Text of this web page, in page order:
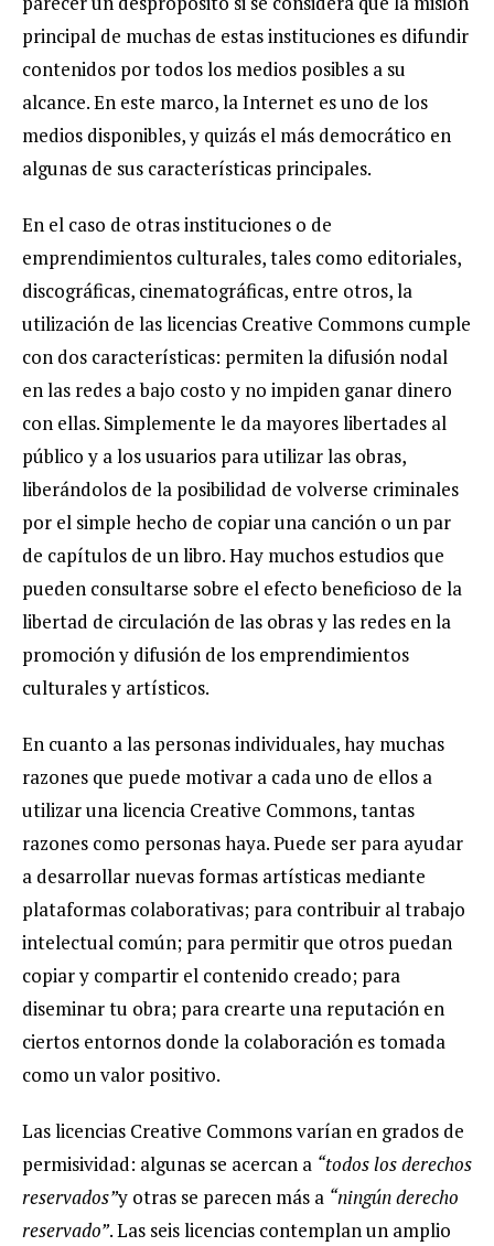
principal de muchas de estas instituciones es difundir
contenidos por todos los medios posibles a su
alcance. En este marco, la Internet es uno de los
medios disponibles, y quizás el más democrático en
algunas de sus características principales.
En el caso de otras instituciones o de
emprendimientos culturales, tales como editoriales,
discográficas, cinematográficas, entre otros, la
utilización de las licencias Creative Commons cumple
con dos características: permiten la difusión nodal
en las redes a bajo costo y no impiden ganar dinero
con ellas. Simplemente le da mayores libertades al
público y a los usuarios para utilizar las obras,
liberándolos de la posibilidad de volverse criminales
por el simple hecho de copiar una canción o un par
de capítulos de un libro. Hay muchos estudios que
pueden consultarse sobre el efecto beneficioso de la
libertad de circulación de las obras y las redes en la
promoción y difusión de los emprendimientos
culturales y artísticos.
En cuanto a las personas individuales, hay muchas
razones que puede motivar a cada uno de ellos a
utilizar una licencia Creative Commons, tantas
razones como personas haya. Puede ser para ayudar
a desarrollar nuevas formas artísticas mediante
plataformas colaborativas; para contribuir al trabajo
intelectual común; para permitir que otros puedan
copiar y compartir el contenido creado; para
diseminar tu obra; para crearte una reputación en
ciertos entornos donde la colaboración es tomada
como un valor positivo.
Las licencias Creative Commons varían en grados de
permisividad: algunas se acercan a “todos los derechos
reservados”y otras se parecen más a “ningún derecho
reservado”. Las seis licencias contemplan un amplio